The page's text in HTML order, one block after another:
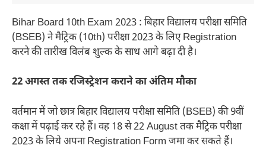
Bihar Board 10th Exam 2023 : बिहार विद्यालय परीक्षा समिति
(BSEB) ने मैट्रिक (10th) परीक्षा 2023 के लिए Registration
करने की तारीख विलंब शुल्क के साथ आगे बढ़ा दी है।
22 अगस्त तक रजिस्ट्रेशन कराने का अंतिम मौका
वर्तमान में जो छात्र बिहार विद्यालय परीक्षा समिति (BSEB) की 9वीं
कक्षा में पढ़ाई कर रहे हैं। वह 18 से 22 August तक मैट्रिक परीक्षा
2023 के लिये अपना Registration Form जमा कर सकते हैं।